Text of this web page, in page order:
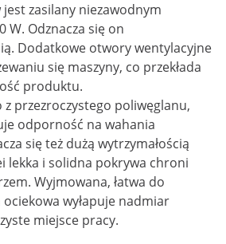
zasilany niezawodnym
W. Odznacza się on
Dodatkowe otwory wentylacyjne
się maszyny, co przekłada
produktu.
przezroczystego poliwęglanu,
odporność na wahania
się też dużą wytrzymałością
lekka i solidna pokrywa chroni
Wyjmowana, łatwa do
ociekowa wyłapuje nadmiar
miejsce pracy.